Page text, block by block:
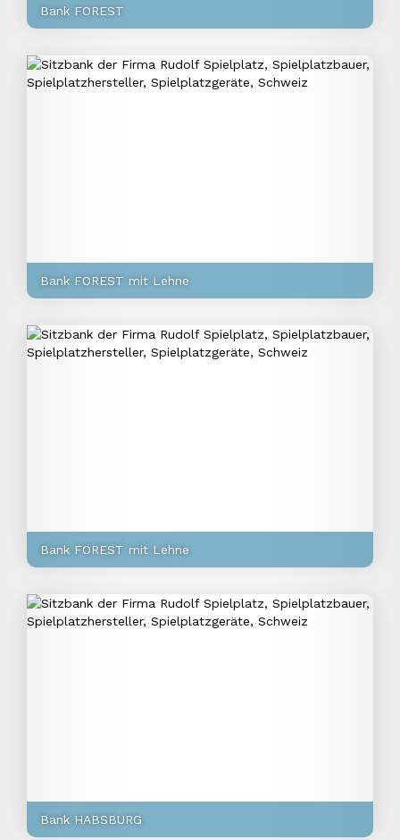
Bank FOREST
Bank FOREST mit Lehne
Bank FOREST mit Lehne
Bank HABSBURG